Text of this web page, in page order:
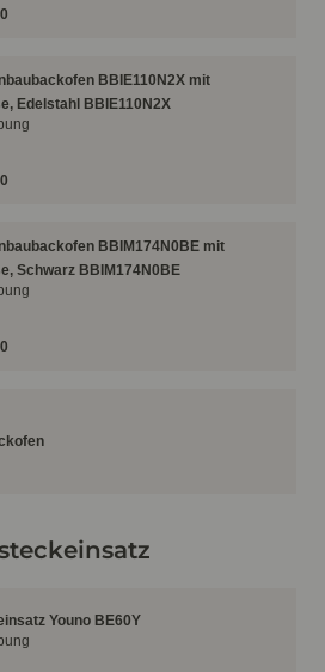
BBIE110N2X mit
Edelstahl BBIE110N2X
BBIM174N0BE mit
Schwarz BBIM174N0BE
Youno BE60Y